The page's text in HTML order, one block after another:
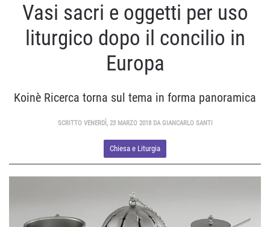
Vasi sacri e oggetti per uso
liturgico dopo il concilio in
Europa
Koinè Ricerca torna sul tema in forma panoramica
SCRITTO VENERDÌ, 23 MARZO 2018 DA GIANCARLO SANTI
Chiesa e Liturgia